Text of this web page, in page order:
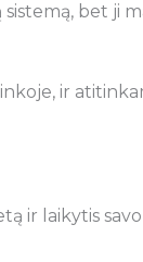
bet ji
ir
ir laikytis savo